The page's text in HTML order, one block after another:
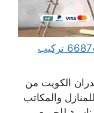
فني تركيب ورق جدران الكويت 66874433 تركيب
الكويت من
والمكاتب